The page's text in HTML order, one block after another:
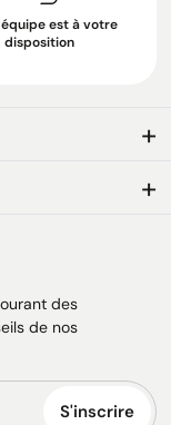
est à votre
disposition
des
de nos
S'inscrire